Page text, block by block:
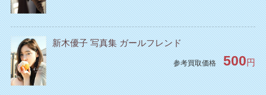
新木優子 写真集 ガールフレンド
参考買取価格 500円